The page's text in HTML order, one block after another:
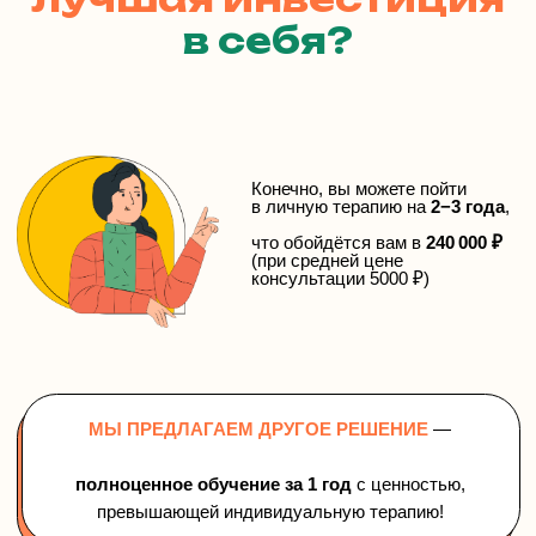
в себя?
онлайн-встреч
с преподавателем
30
записей консультаций
с разборами
66 лекций